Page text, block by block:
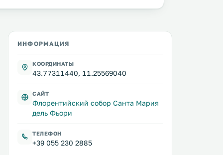
ИНФОРМАЦИЯ
КООРДИНАТЫ
43.77311440, 11.25569040
САЙТ
Флорентийский собор Санта Мария
дель Фьори
ТЕЛЕФОН
+39 055 230 2885